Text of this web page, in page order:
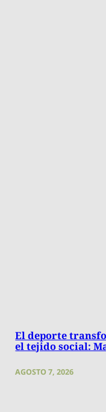
El deporte
el tejido social:
AGOSTO 7, 2026